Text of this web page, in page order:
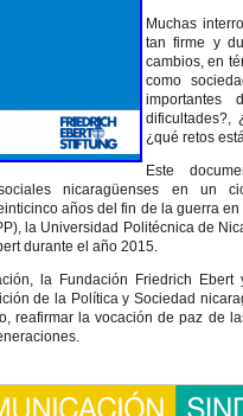
Muchas
tan firme y
cambios, en
como
importantes
dificultades?,
¿qué retos
Este
nicaragüenses en un
años del fin de la guerra
la Universidad Politécnica de
durante el año 2015.
la Fundación Friedrich
de la Política y Sociedad
reafirmar la vocación de paz de